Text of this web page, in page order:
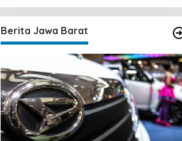
i
u
n
t
k
:
Berita Jawa Barat